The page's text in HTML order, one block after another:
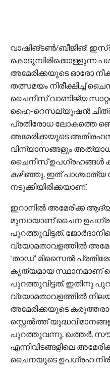
വാഷിങ്ടണ്‍/ബീജിങ്:
കൊടുമ്പിരിക്കൊള്ളുന്ന
അമേരിക്കയുടെ ഓരോ
തത്സമയം നിരീക്ഷിച്ച്
ചൈനീസ് വാണിജ്യ
ഹൈ-റെസല്യൂഷന്‍
പ്രതിരോധ ലോകത്തെ
അമേരിക്കയുടെ
വിന്യാസങ്ങളും
ചൈനീസ് ഉപഗ്രഹങ്ങള്‍
കഴിഞ്ഞു. ഇത്
നടുക്കിയിരിക്കയാണ്.
ഇറാനില്‍ അമേരിക്ക
മുമ്പായാണ് ചൈന
പുറത്തുവിട്ടത്.
വ്യോമതാവളത്തില്‍
'താഡ്' മിസൈല്‍
കൃത്യമായ സ്ഥാനമാണ്
പുറത്തുവിട്ടത്. ഇതിനു
വ്യോമതാവളത്തില്‍
അമേരിക്കയുടെ
സ്റ്റെല്‍ത്ത്
പുറത്തുവന്നു. ഖത്തര്‍,
എന്നിവിടങ്ങളിലെ
ചൈനയുടെ ഉപഗ്രഹ